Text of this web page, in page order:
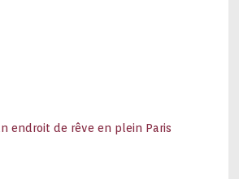
endroit de rêve en plein Paris